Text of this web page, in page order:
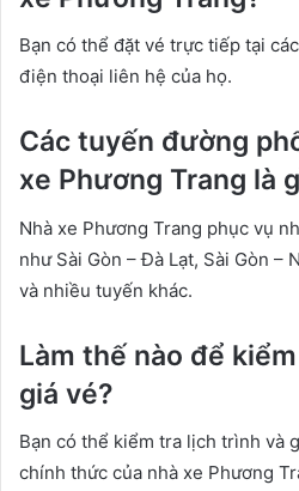
Bạn có thể đặt vé trực tiếp tại
điện thoại liên hệ của họ.
Các tuyến đường
xe Phương Trang là
Nhà xe Phương Trang phục vụ
như Sài Gòn – Đà Lạt, Sài Gòn –
và nhiều tuyến khác.
Làm thế nào để
giá vé?
Bạn có thể kiểm tra lịch trình và
chính thức của nhà xe Phương